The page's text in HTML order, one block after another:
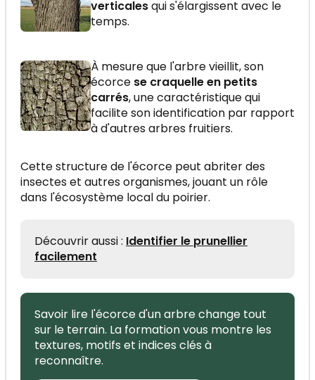
verticalesqui s'élargissent avec le
temps.
À mesure que l'arbre vieillit, son
écorce se craquelle en petits
carrés, une caractéristique qui
facilite son identification par rapport
à d'autres arbres fruitiers.
Cette structure de l'écorce peut abriter des
insectes et autres organismes, jouant un rôle
dans l'écosystème local du poirier.
Découvrir aussi : Identifier le prunellier
facilement
Savoir lire l'écorce d'un arbre change tout
sur le terrain. La formation vous montre les
textures, motifs et indices clés à
reconnaître.